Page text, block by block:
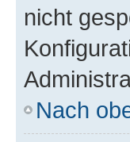
nicht
Nach